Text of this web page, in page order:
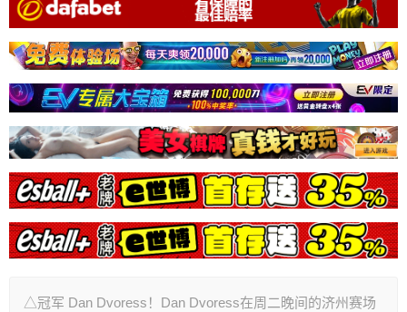
△冠军 Dan Dvoress！Dan Dvoress在周二晚间的济州赛场